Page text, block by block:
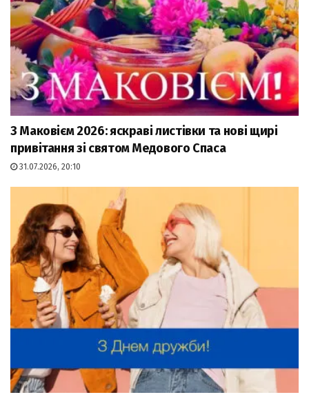
З Маковієм 2026: яскраві листівки та нові щирі
привітання зі святом Медового Спаса
31.07.2026, 20:10